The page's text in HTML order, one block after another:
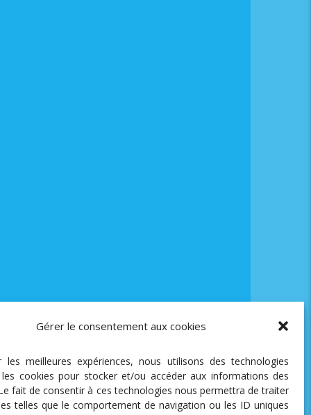
Gérer le consentement aux cookies
les meilleures expériences, nous utilisons des technologies
cookies pour stocker et/ou accéder aux informations des
fait de consentir à ces technologies nous permettra de traiter
telles que le comportement de navigation ou les ID uniques